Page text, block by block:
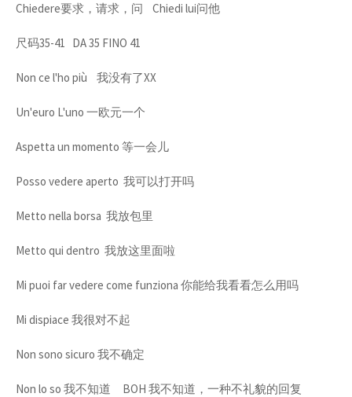
Chiedere要求，请求，问 Chiedi lui问他
尺码35-41 DA 35 FINO 41
Non ce l'ho più 我没有了XX
Un'euro L'uno 一欧元一个
Aspetta un momento 等一会儿
Posso vedere aperto 我可以打开吗
Metto nella borsa 我放包里
Metto qui dentro 我放这里面啦
Mi puoi far vedere come funziona 你能给我看看怎么用吗
Mi dispiace 我很对不起
Non sono sicuro 我不确定
Non lo so 我不知道 BOH 我不知道，一种不礼貌的回复